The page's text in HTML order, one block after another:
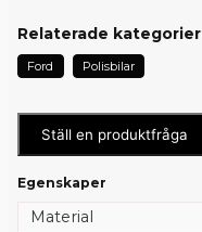
Relaterade kategorier
Ford Polisbilar
Ställ en produktfråga
Egenskaper
Material